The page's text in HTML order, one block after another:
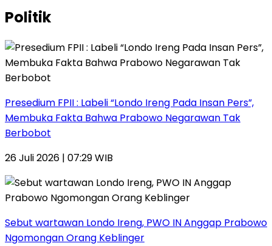
Politik
Presedium FPII : Labeli “Londo Ireng Pada Insan Pers”,
Membuka Fakta Bahwa Prabowo Negarawan Tak
Berbobot
26 Juli 2026 | 07:29 WIB
Sebut wartawan Londo Ireng, PWO IN Anggap Prabowo
Ngomongan Orang Keblinger